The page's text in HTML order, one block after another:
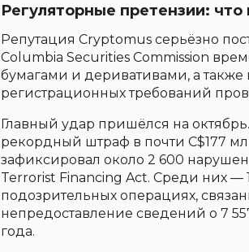
Регуляторные претензии:
Репутация Cryptomus серьёзно
Columbia Securities Commission
бумагами и деривативами, а также
регистрационных требований
Главный удар пришёлся на
рекордный штраф в почти C$177
зафиксировал около 2 600
Terrorist Financing Act. Среди них —
подозрительных операциях,
непредоставление сведений о 7
года.